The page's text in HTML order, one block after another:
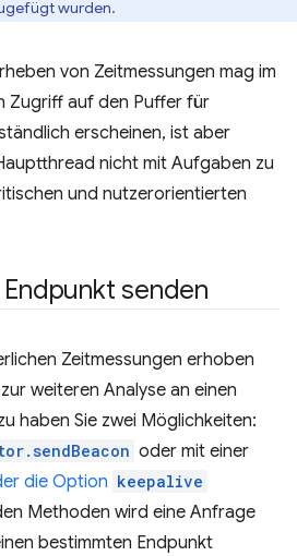
wurden.
von Zeitmessungen mag im
Zugriff auf den Puffer für
erscheinen, ist aber
nicht mit Aufgaben zu
und nutzerorientierten
senden
Zeitmessungen erhoben
weiteren Analyse an einen
haben Sie zwei Möglichkeiten:
oder mit einer
die Option keepalive
Methoden wird eine Anfrage
bestimmten Endpunkt